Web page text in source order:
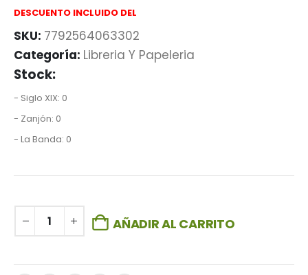
DESCUENTO INCLUIDO DEL
SKU: 7792564063302
Categoría: Libreria Y Papeleria
Stock:
- Siglo XIX: 0
- Zanjón: 0
- La Banda: 0
AÑADIR AL CARRITO